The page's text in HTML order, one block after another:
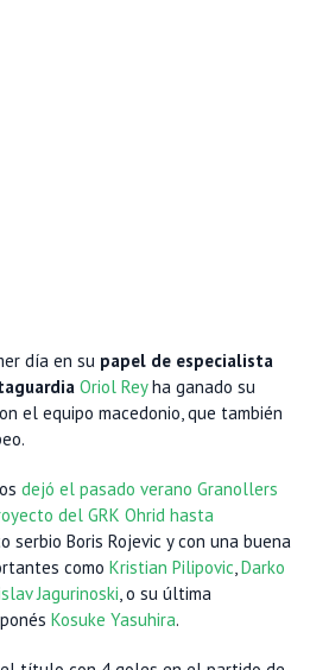
día en su papel de especialista
Oriol Reyha ganado su
el equipo macedonio, que también
dejó el pasado verano Granollers
del GRK Ohrid hasta
serbio Boris Rojevic y con una buena
como Kristian Pilipovic,Darko
Jagurinoski, o su última
Kosuke Yasuhira.